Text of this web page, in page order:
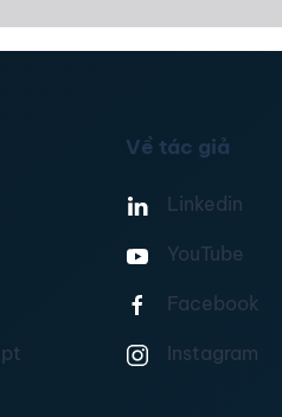
Về tác giả
Linkedin
YouTube
Facebook
Instagram